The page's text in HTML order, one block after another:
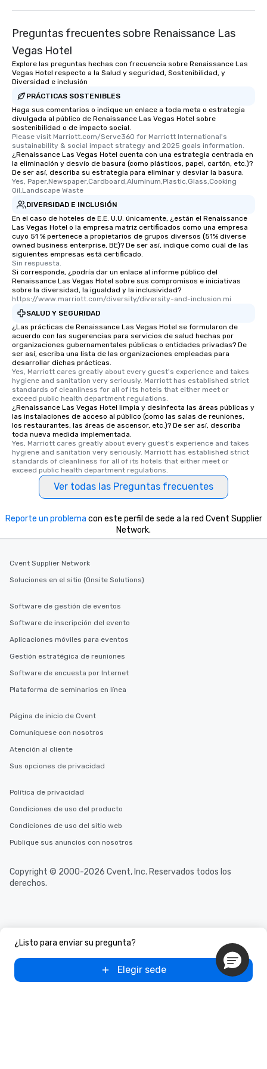
Preguntas frecuentes sobre Renaissance Las
Vegas Hotel
Explore las preguntas hechas con frecuencia sobre Renaissance Las
Vegas Hotel respecto a la Salud y seguridad, Sostenibilidad, y
Diversidad e inclusión
PRÁCTICAS SOSTENIBLES
Haga sus comentarios o indique un enlace a toda meta o estrategia
divulgada al público de Renaissance Las Vegas Hotel sobre
sostenibilidad o de impacto social.
Please visit Marriott.com/Serve360 for Marriott International's
sustainability & social impact strategy and 2025 goals information.
¿Renaissance Las Vegas Hotel cuenta con una estrategia centrada en
la eliminación y desvío de basura (como plásticos, papel, cartón, etc.)?
De ser así, describa su estrategia para eliminar y desviar la basura.
Yes, Paper,Newspaper,Cardboard,Aluminum,Plastic,Glass,Cooking
Oil,Landscape Waste
DIVERSIDAD E INCLUSIÓN
En el caso de hoteles de E.E. U.U. únicamente, ¿están el Renaissance
Las Vegas Hotel o la empresa matriz certificados como una empresa
cuyo 51 % pertenece a propietarios de grupos diversos (51% diverse
owned business enterprise, BE)? De ser así, indique como cuál de las
siguientes empresas está certificado.
Sin respuesta.
Si corresponde, ¿podría dar un enlace al informe público del
Renaissance Las Vegas Hotel sobre sus compromisos e iniciativas
sobre la diversidad, la igualdad y la inclusividad?
https://www.marriott.com/diversity/diversity-and-inclusion.mi
SALUD Y SEGURIDAD
¿Las prácticas de Renaissance Las Vegas Hotel se formularon de
acuerdo con las sugerencias para servicios de salud hechas por
organizaciones gubernamentales públicas o entidades privadas? De
ser así, escriba una lista de las organizaciones empleadas para
desarrollar dichas prácticas.
Yes, Marriott cares greatly about every guest's experience and takes
hygiene and sanitation very seriously. Marriott has established strict
standards of cleanliness for all of its hotels that either meet or
exceed public health department regulations.
¿Renaissance Las Vegas Hotel limpia y desinfecta las áreas públicas y
las instalaciones de acceso al público (como las salas de reuniones,
los restaurantes, las áreas de ascensor, etc.)? De ser así, describa
toda nueva medida implementada.
Yes, Marriott cares greatly about every guest's experience and takes
hygiene and sanitation very seriously. Marriott has established strict
standards of cleanliness for all of its hotels that either meet or
exceed public health department regulations.
Ver todas las Preguntas frecuentes
¿Listo para enviar su pregunta?
Elegir sede
Reporte un problema con este perfil de sede a la red Cvent Supplier
Network.
Cvent Supplier Network
Soluciones en el sitio (Onsite Solutions)
Software de gestión de eventos
Software de inscripción del evento
Aplicaciones móviles para eventos
Gestión estratégica de reuniones
Software de encuesta por Internet
Plataforma de seminarios en línea
Página de inicio de Cvent
Comuníquese con nosotros
Atención al cliente
Sus opciones de privacidad
Política de privacidad
Condiciones de uso del producto
Condiciones de uso del sitio web
Publique sus anuncios con nosotros
Copyright © 2000-2026 Cvent, Inc. Reservados todos los
derechos.